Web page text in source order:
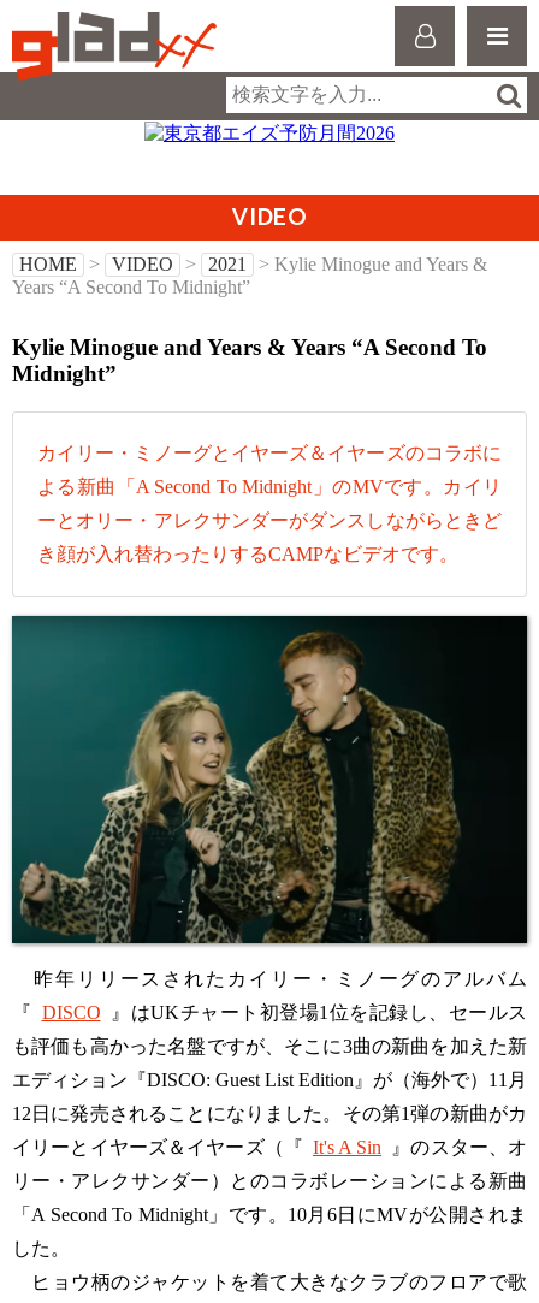
VIDEO
HOME > VIDEO > 2021
> Kylie Minogue and Years &
Years “A Second To Midnight”
Kylie Minogue and Years & Years “A Second To
Midnight”
カイリー・ミノーグとイヤーズ＆イヤーズのコラボに
よる新曲「A Second To Midnight」のMVです。カイリ
ーとオリー・アレクサンダーがダンスしながらときど
き顔が入れ替わったりするCAMPなビデオです。
昨年リリースされたカイリー・ミノーグのアルバム
『 DISCO
』はUKチャート初登場1位を記録し、セールス
も評価も高かった名盤ですが、そこに3曲の新曲を加えた新
エディション『DISCO: Guest List Edition』が（海外で）11月
12日に発売されることになりました。その第1弾の新曲がカ
イリーとイヤーズ＆イヤーズ（『 It's A Sin
』のスター、オ
リー・アレクサンダー）とのコラボレーションによる新曲
「A Second To Midnight」です。10月6日にMVが公開されま
した。
ヒョウ柄のジャケットを着て大きなクラブのフロアで歌